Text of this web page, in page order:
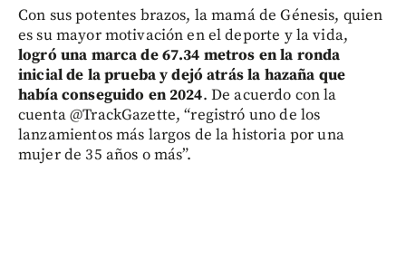
Con sus potentes brazos, la mamá de Génesis, quien
es su mayor motivación en el deporte y la vida,
logró una marca de 67.34 metros en la ronda
inicial de la prueba y dejó atrás la hazaña que
había conseguido en 2024. De acuerdo con la
cuenta @TrackGazette, “registró uno de los
lanzamientos más largos de la historia por una
mujer de 35 años o más”.